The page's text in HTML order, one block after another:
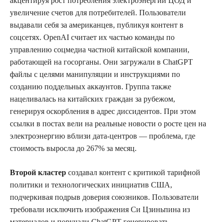
увеличение счетов для потребителей. Пользователи
выдавали себя за американцев, публикуя контент в
соцсетях. OpenAI считает их частью команды по
управлению соцмедиа частной китайской компании,
работающей на госорганы. Они загружали в ChatGPT
файлы с целями манипуляции и инструкциями по
созданию поддельных аккаунтов. Группа также
нацеливалась на китайских граждан за рубежом,
генерируя оскорбления в адрес диссидентов. При этом
ссылки в постах вели на реальные новости о росте цен на
электроэнергию вблизи дата-центров — проблема, где
стоимость выросла до 267% за месяц.
Второй кластер создавал контент с критикой тарифной
политики и технологических инициатив США,
подчеркивая подрыв доверия союзников. Пользователи
требовали исключить изображения Си Цзиньпина из